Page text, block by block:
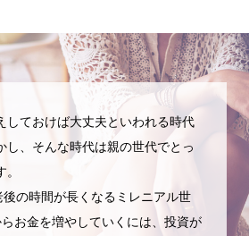
しておけば大丈夫といわれる時代
し、そんな時代は親の世代でとっ
の時間が長くなるミレニアル世
お金を増やしていくには、投資が